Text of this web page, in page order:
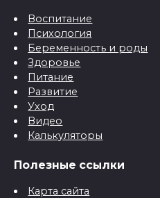
Воспитание
Психология
Беременность и роды
Здоровье
Питание
Развитие
Уход
Видео
Калькуляторы
Полезные ссылки
Карта сайта